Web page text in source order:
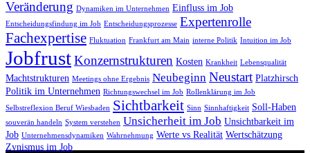
Veränderung Dynamiken im Unternehmen Einfluss im Job
Entscheidungsfindung im Job Entscheidungsprozesse Expertenrolle
Fachexpertise Fluktuation Frankfurt am Main interne Politik Intuition im Job
JobfrustKonzernstrukturen Kosten Krankheit Lebensqualität
Machtstrukturen Meetings ohne Ergebnis Neubeginn Neustart Platzhirsch
Politik im Unternehmen Richtungswechsel im Job Rollenklärung im Job
Selbstreflexion Beruf Wiesbaden Sichtbarkeit Sinn Sinnhaftigkeit Soll-Haben
souverän handeln System verstehen Unsicherheit im Job Unsichtbarkeit im
Job Unternehmensdynamiken Wahrnehmung Werte vs Realität Wertschätzung
Zynismus im Job